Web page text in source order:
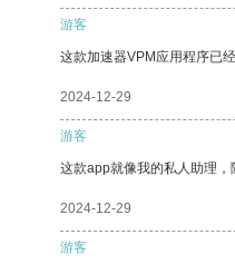
游客
这款加速器VPM应用程序已
2024-12-29
游客
这款app就像我的私人助理，
2024-12-29
游客